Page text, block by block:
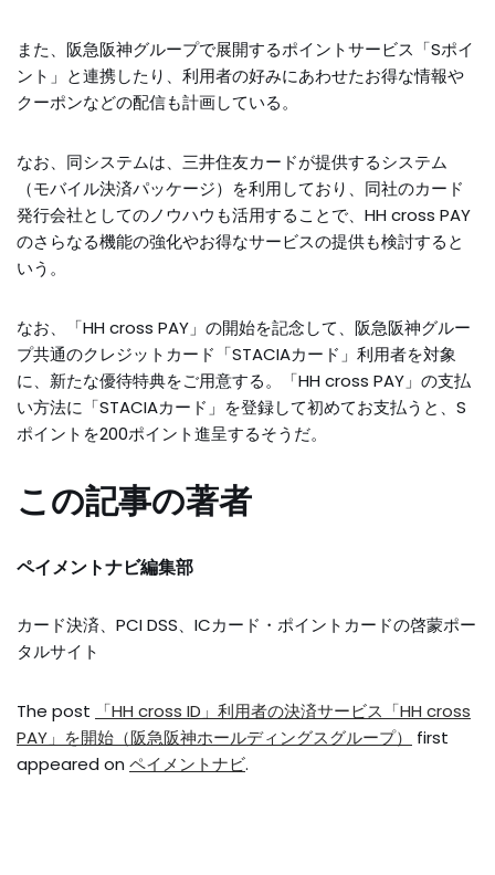
また、阪急阪神グループで展開するポイントサービス「Sポイ
ント」と連携したり、利用者の好みにあわせたお得な情報や
クーポンなどの配信も計画している。
なお、同システムは、三井住友カードが提供するシステム
（モバイル決済パッケージ）を利用しており、同社のカード
発行会社としてのノウハウも活用することで、HH cross PAY
のさらなる機能の強化やお得なサービスの提供も検討すると
いう。
なお、「HH cross PAY」の開始を記念して、阪急阪神グルー
プ共通のクレジットカード「STACIAカード」利用者を対象
に、新たな優待特典をご用意する。「HH cross PAY」の支払
い方法に「STACIAカード」を登録して初めてお支払うと、S
ポイントを200ポイント進呈するそうだ。
この記事の著者
ペイメントナビ編集部
カード決済、PCI DSS、ICカード・ポイントカードの啓蒙ポー
タルサイト
The post
「HH cross ID」利用者の決済サービス「HH cross
PAY」を開始（阪急阪神ホールディングスグループ）
first
appeared on ペイメントナビ.